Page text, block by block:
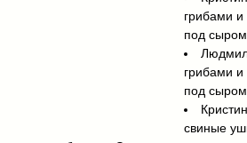
грибами и
под сыром
грибами и
под сыром
свиные